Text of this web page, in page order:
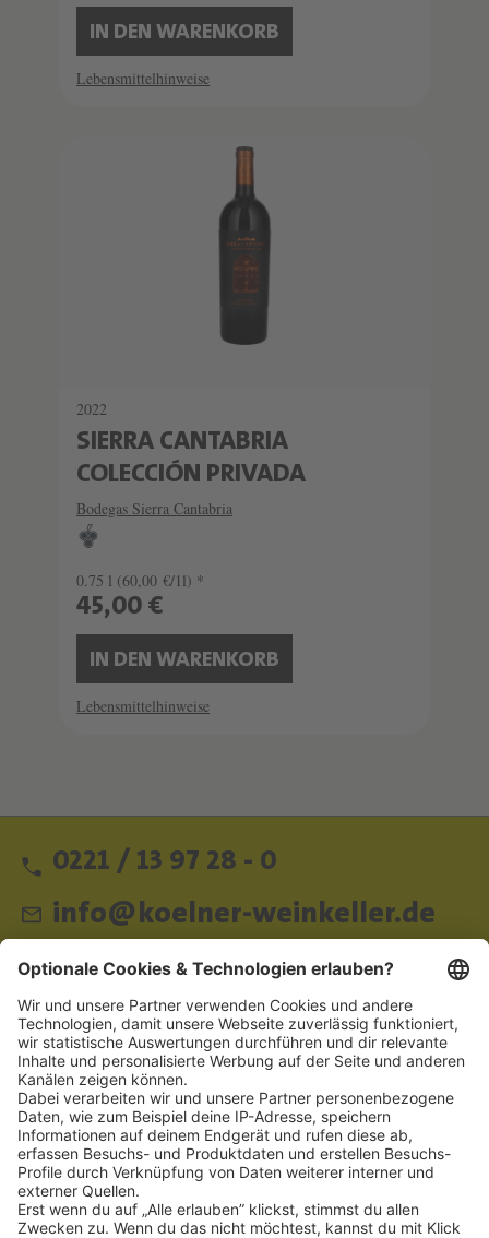
IN DEN WARENKORB
Lebensmittelhinweise
2022
SIERRA CANTABRIA
COLECCIÓN PRIVADA
Bodegas Sierra Cantabria
0.75 l (60,00 €/1l) *
45,00 €
IN DEN WARENKORB
Lebensmittelhinweise
0221 / 13 97 28 - 0
info@koelner-weinkeller.de
Schnellzugriff
ZAHLUNGSMETHODEN
SOCIAL
NEWSLETTER